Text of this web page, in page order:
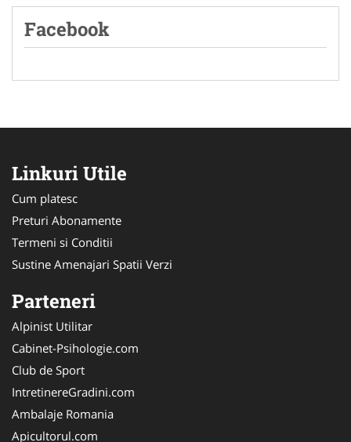
Facebook
Linkuri Utile
Cum platesc
Preturi Abonamente
Termeni si Conditii
Sustine Amenajari Spatii Verzi
Parteneri
Alpinist Utilitar
Cabinet-Psihologie.com
Club de Sport
IntretinereGradini.com
Ambalaje Romania
Apicultorul.com